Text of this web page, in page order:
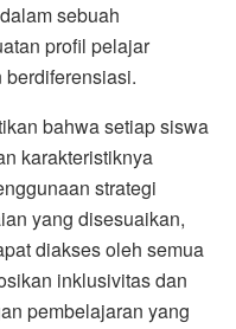
sebuah
profil pelajar
bahwa setiap siswa
karakteristiknya
strategi
yang disesuaikan,
diakses oleh semua
inklusivitas dan
pembelajaran yang